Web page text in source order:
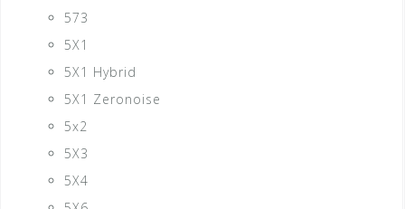
573
5X1
5X1 Hybrid
5X1 Zeronoise
5x2
5X3
5X4